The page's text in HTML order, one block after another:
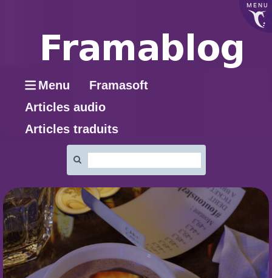
MENU
Menu
Framasoft
Articles audio
Articles traduits
: